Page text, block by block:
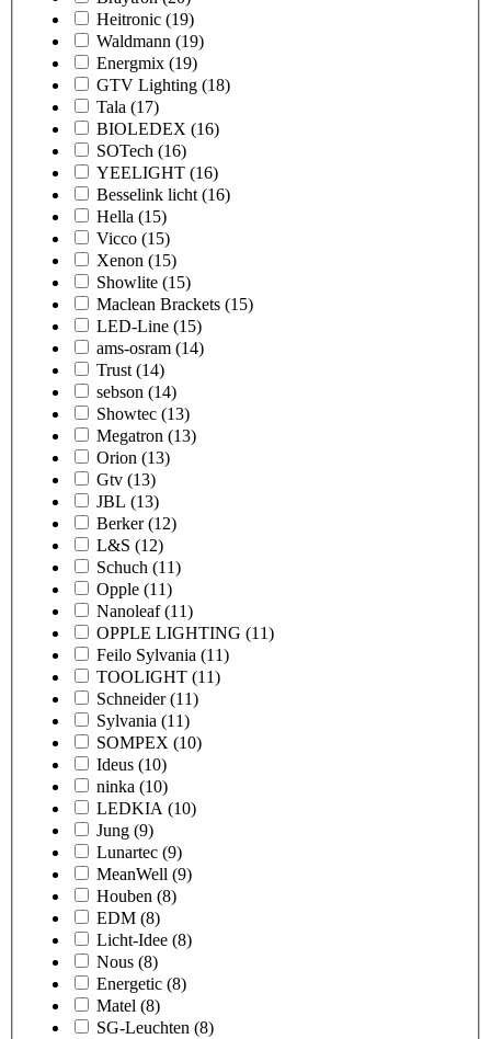
Heitronic (19)
Waldmann (19)
Energmix (19)
GTV Lighting (18)
Tala (17)
BIOLEDEX (16)
SOTech (16)
YEELIGHT (16)
Besselink licht (16)
Hella (15)
Vicco (15)
Xenon (15)
Showlite (15)
Maclean Brackets (15)
LED-Line (15)
ams-osram (14)
Trust (14)
sebson (14)
Showtec (13)
Megatron (13)
Orion (13)
Gtv (13)
JBL (13)
Berker (12)
L&S (12)
Schuch (11)
Opple (11)
Nanoleaf (11)
OPPLE LIGHTING (11)
Feilo Sylvania (11)
TOOLIGHT (11)
Schneider (11)
Sylvania (11)
SOMPEX (10)
Ideus (10)
ninka (10)
LEDKIA (10)
Jung (9)
Lunartec (9)
MeanWell (9)
Houben (8)
EDM (8)
Licht-Idee (8)
Nous (8)
Energetic (8)
Matel (8)
SG-Leuchten (8)